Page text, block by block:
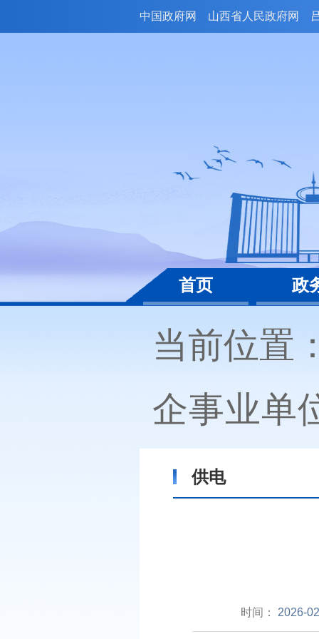
中国政府网 山西省人民政府网
首页 政
当前位置
企事业单
供电
时间： 2026-